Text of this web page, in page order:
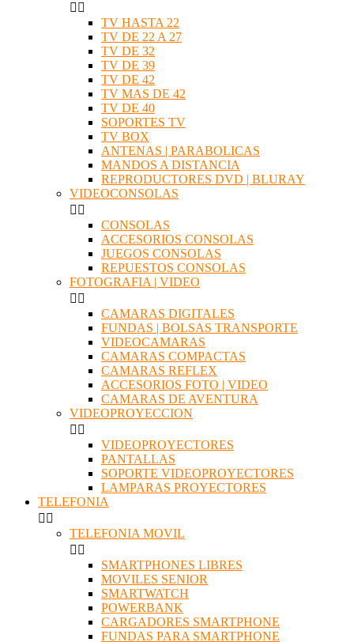
 
TV HASTA 22
TV DE 22 A 27
TV DE 32
TV DE 39
TV DE 42
TV MAS DE 42
TV DE 40
SOPORTES TV
TV BOX
ANTENAS | PARABOLICAS
MANDOS A DISTANCIA
REPRODUCTORES DVD | BLURAY
VIDEOCONSOLAS
 
CONSOLAS
ACCESORIOS CONSOLAS
JUEGOS CONSOLAS
REPUESTOS CONSOLAS
FOTOGRAFIA | VIDEO
 
CAMARAS DIGITALES
FUNDAS | BOLSAS TRANSPORTE
VIDEOCAMARAS
CAMARAS COMPACTAS
CAMARAS REFLEX
ACCESORIOS FOTO | VIDEO
CAMARAS DE AVENTURA
VIDEOPROYECCION
 
VIDEOPROYECTORES
PANTALLAS
SOPORTE VIDEOPROYECTORES
LAMPARAS PROYECTORES
TELEFONIA
 
TELEFONIA MOVIL
 
SMARTPHONES LIBRES
MOVILES SENIOR
SMARTWATCH
POWERBANK
CARGADORES SMARTPHONE
FUNDAS PARA SMARTPHONE